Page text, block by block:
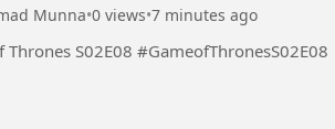
Munna•0 views•7 minutes ago
Game of Thrones S02E08 #GameofThronesS02E08